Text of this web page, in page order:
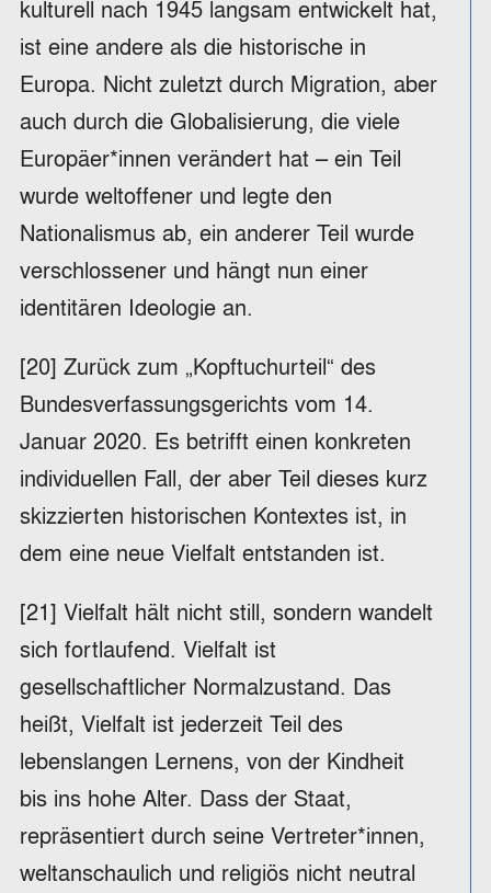
kulturell nach 1945 langsam entwickelt hat,
ist eine andere als die historische in
Europa. Nicht zuletzt durch Migration, aber
auch durch die Globalisierung, die viele
Europäer*innen verändert hat – ein Teil
wurde weltoffener und legte den
Nationalismus ab, ein anderer Teil wurde
verschlossener und hängt nun einer
identitären Ideologie an.
[20] Zurück zum „Kopftuchurteil“ des
Bundesverfassungsgerichts vom 14.
Januar 2020. Es betrifft einen konkreten
individuellen Fall, der aber Teil dieses kurz
skizzierten historischen Kontextes ist, in
dem eine neue Vielfalt entstanden ist.
[21] Vielfalt hält nicht still, sondern wandelt
sich fortlaufend. Vielfalt ist
gesellschaftlicher Normalzustand. Das
heißt, Vielfalt ist jederzeit Teil des
lebenslangen Lernens, von der Kindheit
bis ins hohe Alter. Dass der Staat,
repräsentiert durch seine Vertreter*innen,
weltanschaulich und religiös nicht neutral